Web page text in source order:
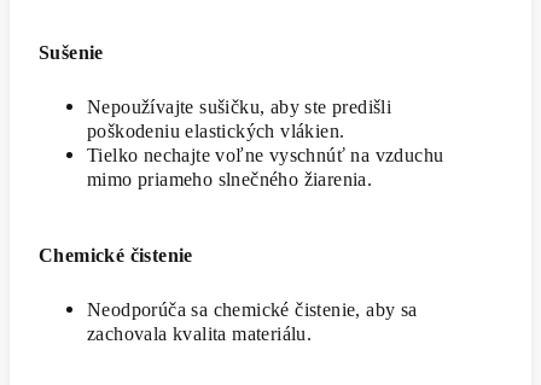
Sušenie
Nepoužívajte sušičku, aby ste predišli
poškodeniu elastických vlákien.
Tielko nechajte voľne vyschnúť na vzduchu
mimo priameho slnečného žiarenia.
Chemické čistenie
Neodporúča sa chemické čistenie, aby sa
zachovala kvalita materiálu.